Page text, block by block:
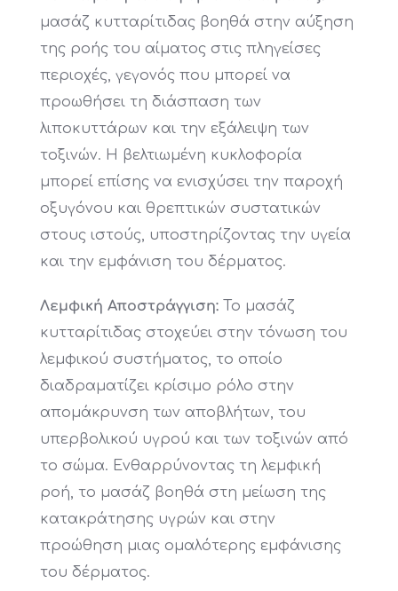
μασάζ κυτταρίτιδας βοηθά στην αύξηση
της ροής του αίματος στις πληγείσες
περιοχές, γεγονός που μπορεί να
προωθήσει τη διάσπαση των
λιποκυττάρων και την εξάλειψη των
τοξινών. Η βελτιωμένη κυκλοφορία
μπορεί επίσης να ενισχύσει την παροχή
οξυγόνου και θρεπτικών συστατικών
στους ιστούς, υποστηρίζοντας την υγεία
και την εμφάνιση του δέρματος.
Λεμφική Αποστράγγιση:Το μασάζ
κυτταρίτιδας στοχεύει στην τόνωση του
λεμφικού συστήματος, το οποίο
διαδραματίζει κρίσιμο ρόλο στην
απομάκρυνση των αποβλήτων, του
υπερβολικού υγρού και των τοξινών από
το σώμα. Ενθαρρύνοντας τη λεμφική
ροή, το μασάζ βοηθά στη μείωση της
κατακράτησης υγρών και στην
προώθηση μιας ομαλότερης εμφάνισης
του δέρματος.